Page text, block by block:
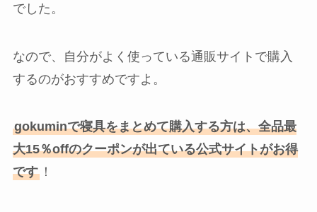
でした。
なので、自分がよく使っている通販サイトで購入
するのがおすすめですよ。
gokuminで寝具をまとめて購入する方は、全品最
大15％offのクーポンが出ている公式サイトがお得
です！